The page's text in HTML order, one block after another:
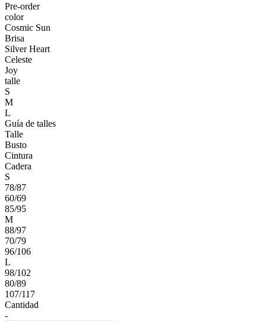
Pre-order
color
Cosmic Sun
Brisa
Silver Heart
Celeste
Joy
talle
S
M
L
Guía de talles
Talle
Busto
Cintura
Cadera
S
78/87
60/69
85/95
M
88/97
70/79
96/106
L
98/102
80/89
107/117
Cantidad
-